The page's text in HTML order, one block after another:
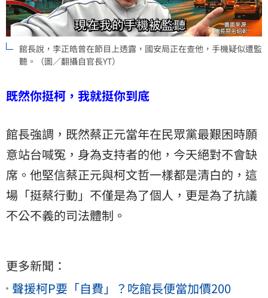
館長說，李正皓曾在節目上透露，國安局正在查他，手機疑似遭監
聽。（圖／翻攝自官長YT）
既然你挺柯，我就挺你到底
館長強調，既然蔡正元當年在民眾黨最艱困時願
意站台喊冤，身為支持者的他，今天絕對不會缺
席。他堅信蔡正元與柯文哲一樣都是清白的，這
場「挺蔡行動」不僅是為了個人，更是為了抗議
不公不義的司法體制。
更多新聞：
聲援柯P要「自費」？吃館長便當加價200